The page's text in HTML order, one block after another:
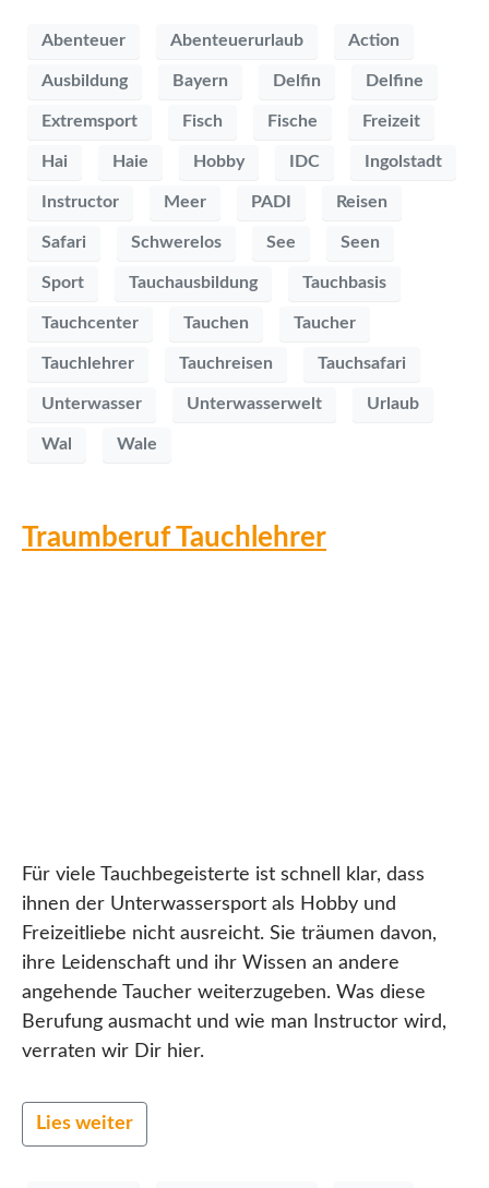
Abenteuer Abenteuerurlaub Action
Ausbildung Bayern Delfin Delfine
Extremsport Fisch Fische Freizeit
Hai Haie Hobby IDC Ingolstadt
Instructor Meer PADI Reisen
Safari Schwerelos See Seen
Sport Tauchausbildung Tauchbasis
Tauchcenter Tauchen Taucher
Tauchlehrer Tauchreisen Tauchsafari
Unterwasser Unterwasserwelt Urlaub
Wal Wale
Traumberuf Tauchlehrer
Für viele Tauchbegeisterte ist schnell klar, dass
ihnen der Unterwassersport als Hobby und
Freizeitliebe nicht ausreicht. Sie träumen davon,
ihre Leidenschaft und ihr Wissen an andere
angehende Taucher weiterzugeben. Was diese
Berufung ausmacht und wie man Instructor wird,
verraten wir Dir hier.
Lies weiter